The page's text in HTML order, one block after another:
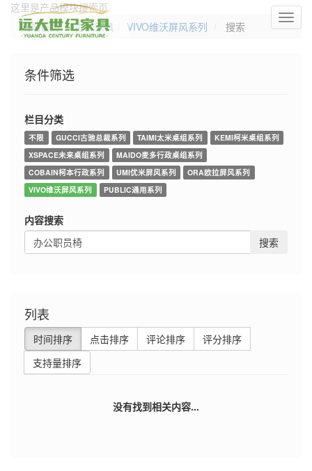
切
换
这里是产品模块搜索页
网站首页
办公家具 VIVO维沃屏风系列 搜索
条件筛选
栏目分类
不限 GUCCI古驰总裁系列 TAIMI太米桌组系列
KEMI柯米桌组系列
XSPACE未来桌组系列
MAIDO麦多行政桌组系列
COBAIN柯本行政系列
UMI优米屏风系列
ORA欧拉屏风系列
VIVO维沃屏风系列
PUBLIC通用系列
内容搜索
搜索
列表
时间排序 点击排序 评论排序
评分排序
支持量排序
没有找到相关内容...